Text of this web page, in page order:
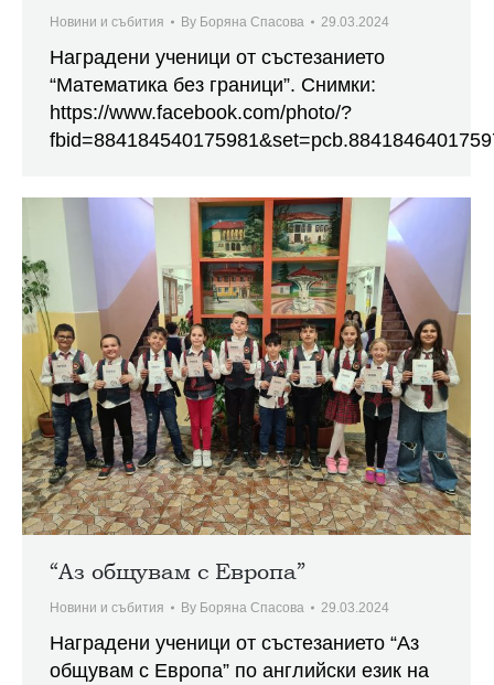
Новини и събития By Боряна Спасова 29.03.2024
Наградени ученици от състезанието
“Математика без граници”. Снимки:
https://www.facebook.com/photo/?
“Аз общувам с Европа”
Новини и събития By Боряна Спасова 29.03.2024
Наградени ученици от състезанието “Аз
общувам с Европа” по английски език на